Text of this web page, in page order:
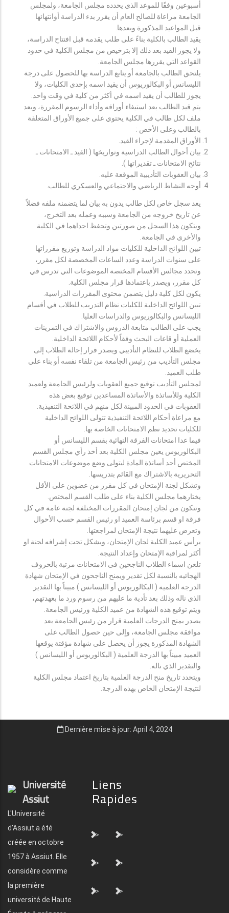
أسبوعين وفقًا للموعد الذي يحدده مجلس الجامعة، ولمجلس
الجامعة مراعاة للصالح العام أن يقرر بدء الدراسة أوانتهائها
قبل المواعيد المذكورة وبعدها.
يقيد الطالب بالكلية بناءً على طلب يقدمه قبل افتتاح الدراسة،
ولا يجوز القيد بعد ذلك إلا بترخيص من مجلس الكلية في حدود
القواعد التي يقررها مجلس الجامعة.
يلتحق الطالب بالجامعة أو يتابع الدراسة بها للحصول على درجة
الليسانس أو البكالوريوس أن يقيد اسمه بإحدى الكليات، ولا
يجوز للطالب أن يقيد اسمه في أكثر من كلية في وقت واحد.
يتم قيد الطالب بعد استيفاء أوراقه وأداء الرسوم المقررة، ويعد
ملف لكل طالب في الكلية يحتوي على جميع الأوراق المتعلقة
بالطالب وعلى الأخص :
الأوراق المقدمة لإجراء القيد.
بيان أحوال الطالب الدراسية وتواريخها ( القيد ـ الامتحانات ـ
نتائح الامتحانات ـ تقديراتها ).
بيان العقوبات التأديبية الموقعة عليه.
أوجه النشاط الرياضي والاجتماعي والعسكري للطالب.
يعد سجل خاص لكل طالب يدون به بيان لما يتضمنه ملفه فضلاً
عن تاريخ خروجه من الجامعة وسببه وعمله بعد التخرج،
ويتكون هذا السجل من صورتين وتحفظ احداهما في الكلية
والأخرى في الجامعة.
تبين اللوائح الداخلية للكليات مواد الدراسة وتوزيع مقرراتها
على سنوات الدراسة وعدد الساعات المخصصة لكل مقرر،
وتحدد مجالس الأقسام المختصة الموضوعات التي تدرس في
كل مقرر، ويصدر باعتمادها قرار مجلس الكلية.
يكون لكل كلية دليل يتضمن محتوى المقررات الدراسية.
تبين اللوائح الداخلية للكليات نظام التدريب للطلاب في أقسام
الليسانس والبكالوريوس والدراسات العليا.
يجب على الطالب متابعة الدروس والاشتراك في التمرينات
العملية أو قاعات البحث وفقاً لأحكام اللائحة الداخلية.
يخضع الطلاب للنظام التأديبي ويصدر قرار إحالة الطلاب إلى
مجلس التأديب من رئيس الجامعة من تلقاء نفسه أو بناء على
طلب العميد.
لمجلس التأديب توقيع جميع العقوبات ولرئيس الجامعة ولعميد
الكلية وللأساتذة والأساتذة المساعدين توقيع بعض هذه
العقوبات في الحدود المبينة لكل منهم في اللائحة التنفيذية.
مع مراعاة أحكام اللائحة التنفيذية تتولى اللوائح الداخلية
للكليات تحديد نظم الامتحانات الخاصة بها.
فيما عدا امتحانات الفرقة النهائية بقسم الليسانس أو
البكالوريوس يعين مجلس الكلية بعد أخذ رأي مجلس القسم
المختص أحد أساتذة المادة ليتولى وضع موضوعات الامتحانات
التحريرية بالاشتراك مع القائم بتدريسها.
وتشكل لجنة الإمتحان في كل مقرر من عضوين على الأقل
يختارهما مجلس الكلية بناء على طلب القسم المختص.
وتتكون من لجان إمتحان المقررات المختلفة لجنة عامة في كل
فرقة او قسم برئاسة العميد او رئيس القسم حسب الأحوال
وتعرض عليهما نتيجة الإمتحان لمراجعتها.
يرأس عميد الكلية لجان الإمتحان، ويشكل تحت إشرافه لجنة او
أكثر لمراقبة الإمتحان وإعداد النتيجة.
تلعن اسماء الطلاب الناجحين فى الامتحانات مرتبة بالحروف
الهجائيه بالنسبة لكل تقدير ويمنح الناجحون في الإمتحان شهادة
الدرجة العلمية ( البكالوريوس أو الليسانس ) مبيناً بها التقدير
الذي ناله وذلك بعد تأدية ما عليهم من رسوم ورد ما بعهدتهم،
ويتم توقيع هذه الشهادة من عميد الكلية ورئيس الجامعة.
يصدر بمنح الدرجات العلمية قرار من رئيس الجامعة بعد
موافقة مجلس الجامعة، وإلى حين حصول الطالب على
الشهادة المذكورة يجوز أن يحصل على شهادة مؤقتة يوقعها
العميد مبيناً بها الدرجة العلمية ( البكالوريوس أو الليسانس )
والتقدير الذي ناله.
ويتحدد تاريخ منح الدرجة العلمية بتاريخ اعتماد مجلس الكلية
لنتيجة الإمتحان الخاص بهذه الدرجة.
Dernière mise à jour: April 4, 2024
Université
Assiut
L'Université
d'Assiut a été
créée en octobre
1957 à Assiut. Elle
considère comme
la première
université de Haute
Liens
Rapides
"> ">
"> ">
"> ">